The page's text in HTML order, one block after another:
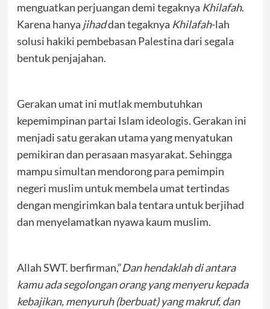
menguatkan perjuangan demi tegaknya Khilafah.
Karena hanya jihaddan tegaknya Khilafah-lah
solusi hakiki pembebasan Palestina dari segala
bentuk penjajahan.
Gerakan umat ini mutlak membutuhkan
kepemimpinan partai Islam ideologis. Gerakan ini
menjadi satu gerakan utama yang menyatukan
pemikiran dan perasaan masyarakat. Sehingga
mampu simultan mendorong para pemimpin
negeri muslim untuk membela umat tertindas
dengan mengirimkan bala tentara untuk berjihad
dan menyelamatkan nyawa kaum muslim.
Allah SWT. berfirman,”Dan hendaklah di antara
kamu ada segolongan orang yang menyeru kepada
kebajikan, menyuruh (berbuat) yang makruf, dan